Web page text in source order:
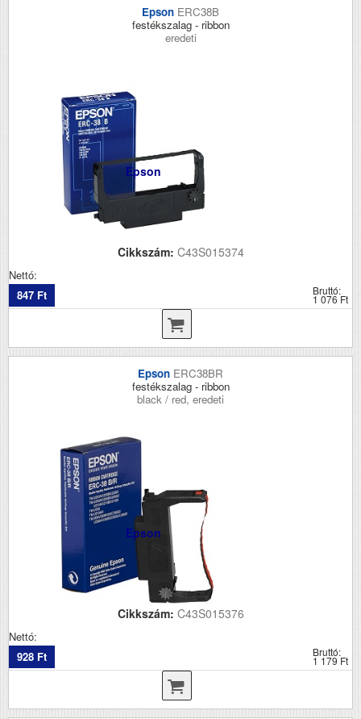
Epson ERC38B
festékszalag - ribbon
eredeti
Epson
Cikkszám: C43S015374
Nettó:
847 Ft
Bruttó:
1 076 Ft
Epson ERC38BR
festékszalag - ribbon
black / red, eredeti
Epson
Cikkszám: C43S015376
Nettó:
928 Ft
Bruttó:
1 179 Ft